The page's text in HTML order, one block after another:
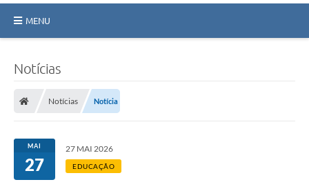
MENU
Licitações / PCA
Transparência
Notícias
Notícias Notícia
MAI
27
27 MAI 2026
EDUCAÇÃO